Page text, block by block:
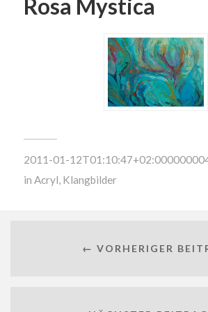
Rosa Mystica
2011-01-
in Acryl, Klangbilder
← VORHERIGER